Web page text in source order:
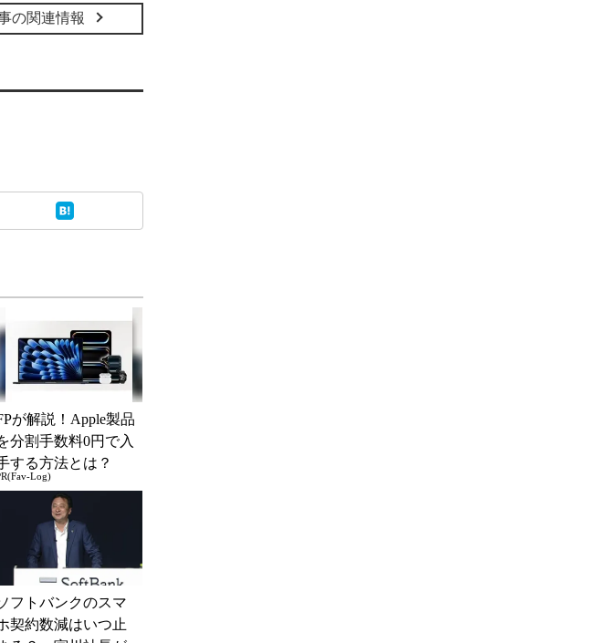
の関連情報
が解説！Apple製品
分割手数料0円で入
する方法とは？
Log)
フトバンクのスマ
契約数減はいつ止